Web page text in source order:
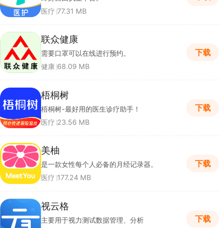
医疗 77.31 MB
联众健康
需要口罩可以在线进行预约。
健康 68.09 MB
下载
梧桐树
梧桐树-最好用的医生诊疗助手！
医疗 23.56 MB
下载
美柚
是一款女性每个人必备的月经记录器。
医疗 177.24 MB
下载
视云格
主要用于视力测试数据管理、分析
下载